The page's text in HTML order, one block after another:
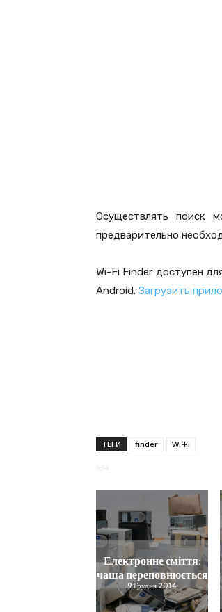
Осуществлять поиск
предварительно
Wi-Fi Finder доступен
Android. Загрузить
ТЕГИ finder Wi-Fi
Електронне сміття:
чаша переповнюється
9 Грудня 2014